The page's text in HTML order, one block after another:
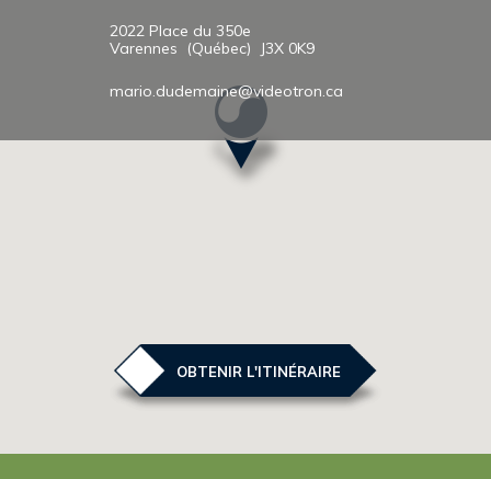
2022 Place du 350e
Varennes (Québec) J3X 0K9
mario.dudemaine@videotron.ca
OBTENIR L'ITINÉRAIRE